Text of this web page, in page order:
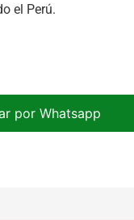
el Perú.
por Whatsapp